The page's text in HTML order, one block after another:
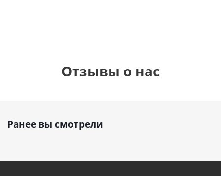
Отзывы о нас
Ранее вы смотрели